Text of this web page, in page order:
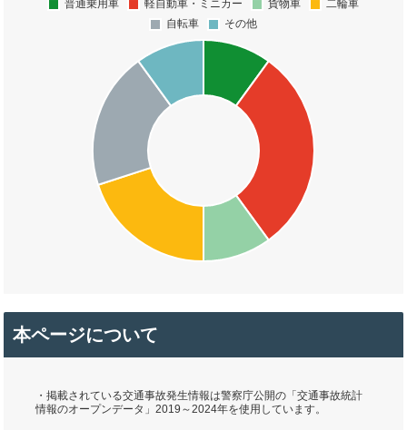
本ページについて
・掲載されている交通事故発生情報は警察庁公開の「交通事故統計
情報のオープンデータ」2019～2024年を使用しています。